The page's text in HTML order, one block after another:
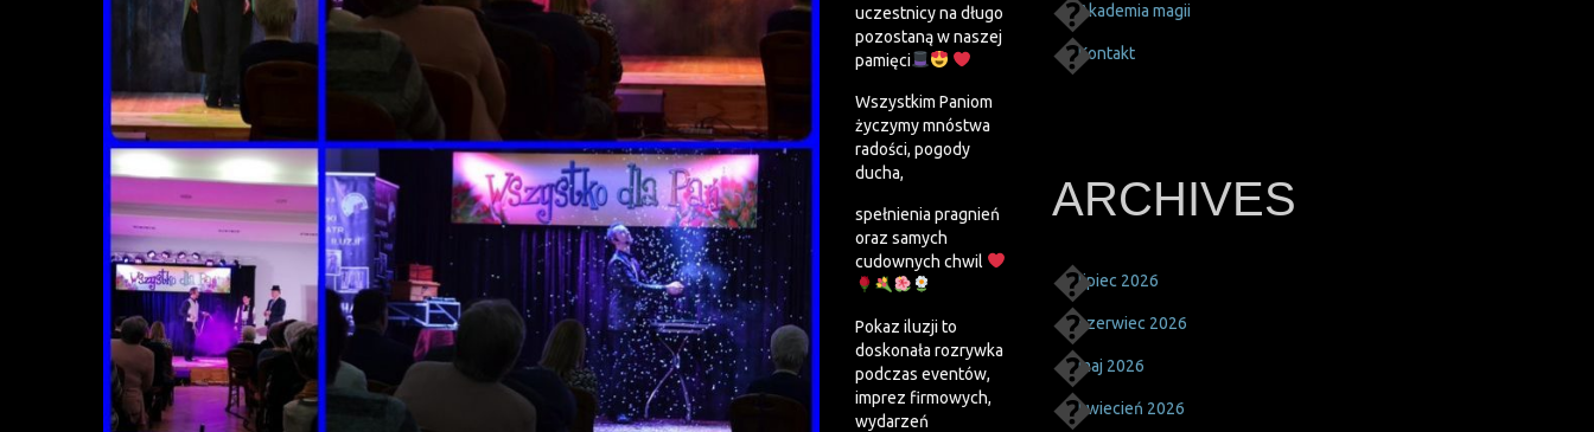
uczestnicy na długo
pozostaną w naszej
pamięci
Wszystkim Paniom
życzymy mnóstwa
radości, pogody
ducha,
spełnienia pragnień
oraz samych
cudownych chwil
Pokaz iluzji to
doskonała rozrywka
podczas eventów,
imprez firmowych,
wydarzeń
Akademia magii
Kontakt
ARCHIVES
lipiec 2026
czerwiec 2026
maj 2026
kwiecień 2026